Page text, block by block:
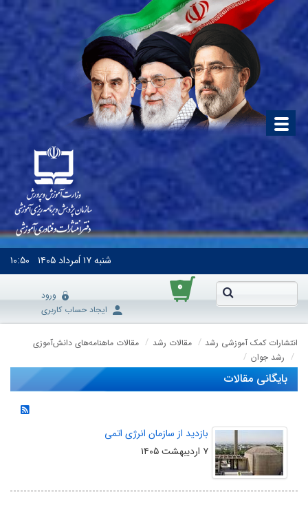
شنبه۱۷ اَمرداد ۱۴۰۵ ۱۰:۵۰
۰
ورود
ایجاد حساب کاربری
انتشارات کمک آموزشی رشد مقالات رشد
مقالات ماهنامه‌های دانش‌آموزی
رشد جوان
بایگانی مقالات
بازدید از سازمان انرژی اتمی
۷ اردیبهشت ۱۴۰۵